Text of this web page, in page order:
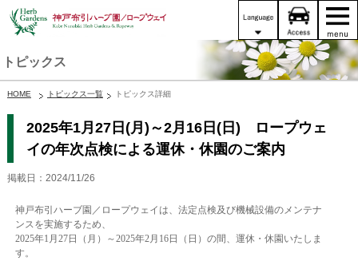
トピックス
HOME トピックス一覧 トピックス詳細
2025年1月27日(月)～2月16日(日) ロープウェ
イの年次点検による運休・休園のご案内
掲載日：2024/11/26
神戸布引ハーブ園／ロープウェイは、法定点検及び機械設備のメンテナ
ンスを実施するため、
2025年1月27日（月）～2025年2月16日（日）の間、運休・休園いたしま
す。